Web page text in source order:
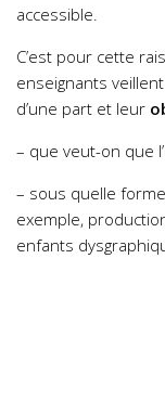
accessible.
C’est pour cette
enseignants
d’une part et leur
– que veut-on que
– sous quelle
exemple,
enfants